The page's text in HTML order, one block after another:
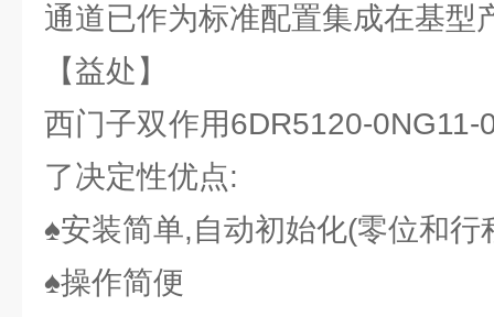
通道已作为标准配置集成在基型
【益处】
西门子双作用6DR5120-
了决定性优点:
♠安装简单,自动初始化(零位和行
♠操作简便